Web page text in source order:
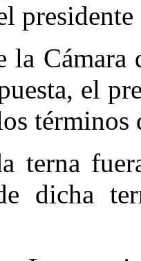
la Cámara
el
terna
dicha